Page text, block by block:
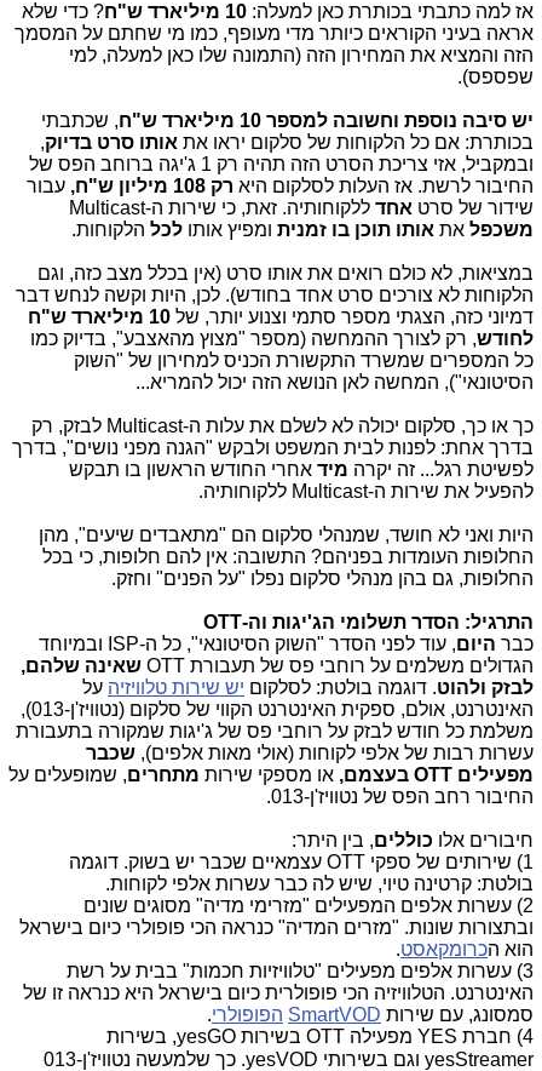
אז למה כתבתי בכותרת כאן למעלה: 10 מיליארד ש"ח
? כדי שלא
אראה בעיני הקוראים כיותר מדי מעופף, כמו מי שחתם על המסמך
הזה והמציא את המחירון הזה (התמונה שלו כאן למעלה, למי
שפספס).
יש סיבה נוספת וחשובה למספר 10 מיליארד ש"ח
, שכתבתי
בכותרת: אם כל הלקוחות של סלקום יראו את אותו סרט בדיוק,
ובמקביל, אזי צריכת הסרט הזה תהיה רק 1 ג'יגה ברוחב הפס של
החיבור לרשת. אז העלות לסלקום היא רק 108 מיליון ש"ח,
עבור
שידור של סרט אחד ללקוחותיה. זאת, כי שירות ה-Multicast
משכפל את אותו תוכן בו זמניתומפיץ אותו לכל הלקוחות.
במציאות, לא כולם רואים את אותו סרט (אין בכלל מצב כזה, וגם
הלקוחות לא צורכים סרט אחד בחודש). לכן, היות וקשה לנחש דבר
דמיוני כזה, הצגתי מספר סתמי וצנוע יותר, של
10 מיליארד ש"ח
לחודש, רק לצורך ההמחשה (מספר "מצוץ מהאצבע", בדיוק כמו
כל המספרים שמשרד התקשורת הכניס למחירון של "השוק
הסיטונאי"), המחשה לאן הנושא הזה יכול להמריא...
כך או כך, סלקום יכולה לא לשלם את עלות ה-Multicast לבזק, רק
בדרך אחת: לפנות לבית המשפט ולבקש "הגנה מפני נושים", בדרך
לפשיטת רגל... זה יקרה מיד אחרי החודש הראשון בו תבקש
להפעיל את שירות ה-Multicast ללקוחותיה.
היות ואני לא חושד, שמנהלי סלקום הם "מתאבדים שיעים", מהן
החלופות העומדות בפניהם? התשובה: אין להם חלופות, כי בכל
החלופות, גם בהן מנהלי סלקום נפלו "על הפנים" וחזק.
התרגיל: הסדר תשלומי הג'יגות וה-OTT
כבר היום
, עוד לפני הסדר "השוק הסיטונאי", כל ה-ISP ובמיוחד
הגדולים משלמים על רוחבי פס של תעבורת OTT
שאינה שלהם,
לבזק ולהוט. דוגמה בולטת: לסלקום יש שירות טלוויזיהעל
האינטרנט, אולם, ספקית האינטרנט הקווי של סלקום (נטוויז'ן-013),
משלמת כל חודש לבזק על רוחבי פס של ג'יגות שמקורה בתעבורת
עשרות רבות של אלפי לקוחות (אולי מאות אלפים), שכבר
מפעילים OTT
בעצמם,או מספקי שירות מתחרים, שמופעלים על
החיבור רחב הפס של נטוויז'ן-013.
חיבורים אלו כוללים, בין היתר:
1) שירותים של ספקי OTT עצמאיים שכבר יש בשוק. דוגמה
בולטת: קרטינה טיוי, שיש לה כבר עשרות אלפי לקוחות.
2) עשרות אלפים המפעילים "מזרימי מדיה" מסוגים שונים
ובתצורות שונות. "מזרים המדיה" כנראה הכי פופולרי כיום בישראל
הוא הכרומקאסט.
3) עשרות אלפים מפעילים "טלוויזיות חכמות" בבית על רשת
האינטרנט. הטלוויזיה הכי פופולרית כיום בישראל היא כנראה זו של
סמסונג, עם שירות SmartVOD הפופולרי.
4) חברת YES מפעילה OTT בשירות yesGO, בשירות
yesStreamer
וגם בשירותי yesVOD. כך שלמעשה נטוויז'ן-013